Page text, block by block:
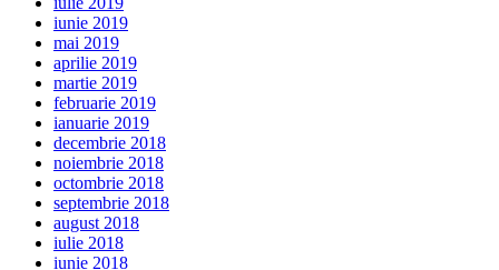
iunie 2019
mai 2019
aprilie 2019
martie 2019
februarie 2019
ianuarie 2019
decembrie 2018
noiembrie 2018
octombrie 2018
septembrie 2018
august 2018
iulie 2018
iunie 2018